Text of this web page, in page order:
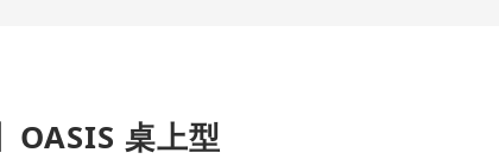
OASIS 桌上型